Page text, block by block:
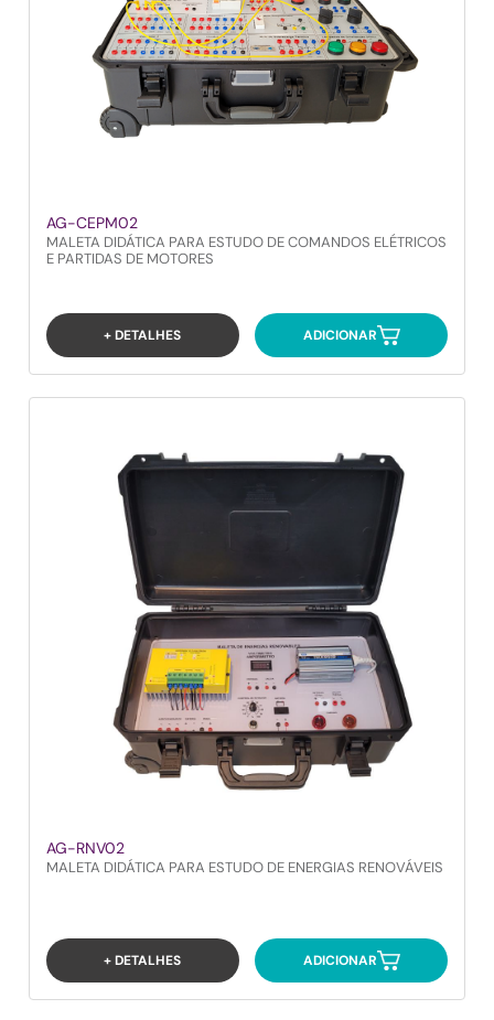
AG-CEPM02
MALETA DIDÁTICA PARA ESTUDO DE COMANDOS ELÉTRICOS
E PARTIDAS DE MOTORES
+ DETALHES ADICIONAR
AG-RNV02
MALETA DIDÁTICA PARA ESTUDO DE ENERGIAS RENOVÁVEIS
+ DETALHES ADICIONAR